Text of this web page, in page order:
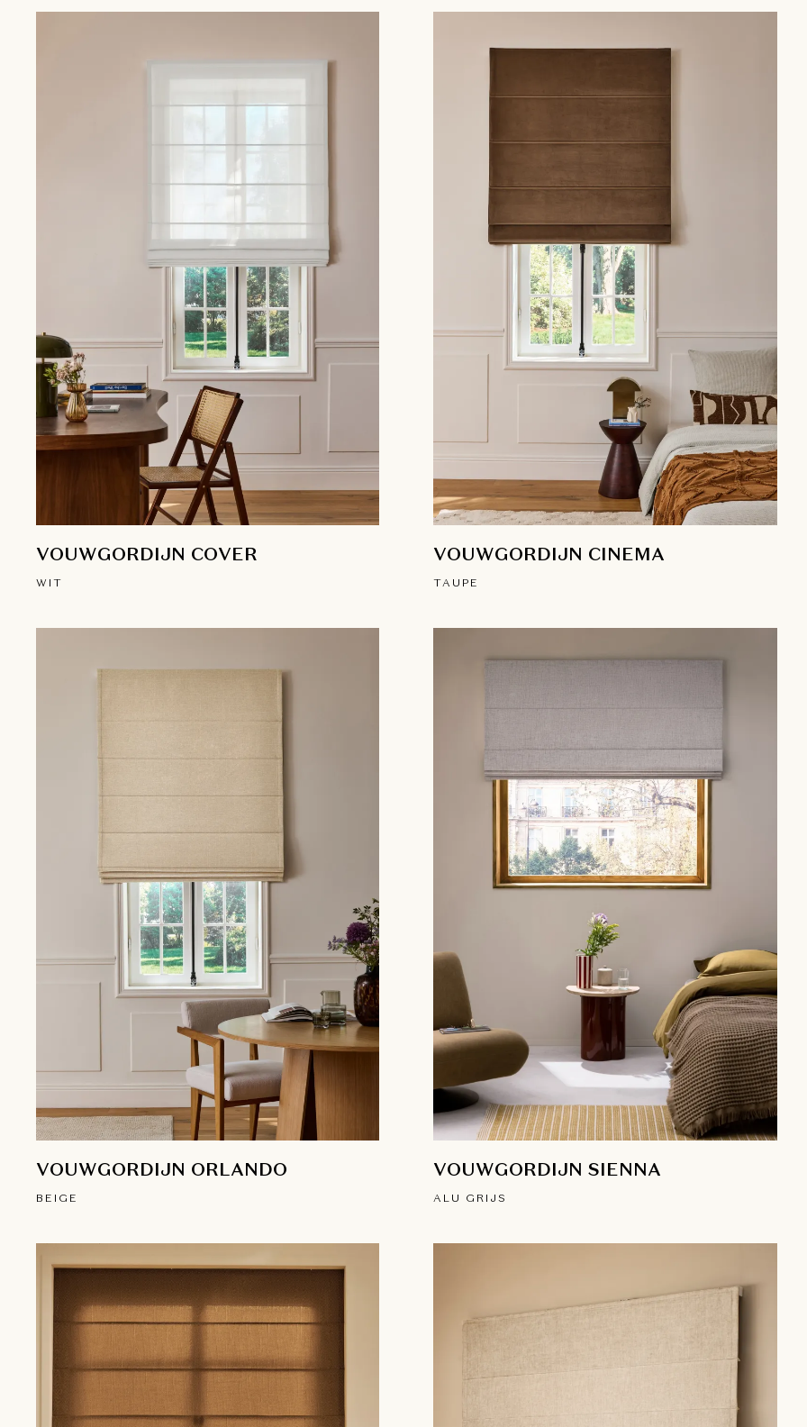
VOUWGORDIJN COVER
WIT
VOUWGORDIJN CINEMA
TAUPE
VOUWGORDIJN ORLANDO
BEIGE
VOUWGORDIJN SIENNA
ALU GRIJS